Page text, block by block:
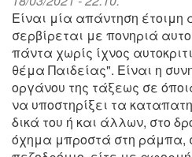
Είναι μία απάντηση έτοιμη
σερβίρεται με πονηριά
πάντα χωρίς ίχνος
θέμα Παιδείας". Είναι η
οργάνου της τάξεως σε
να υποστηρίξει τα
δικά του ή και άλλων, στο
όχημα μπροστά στη ράμπα,